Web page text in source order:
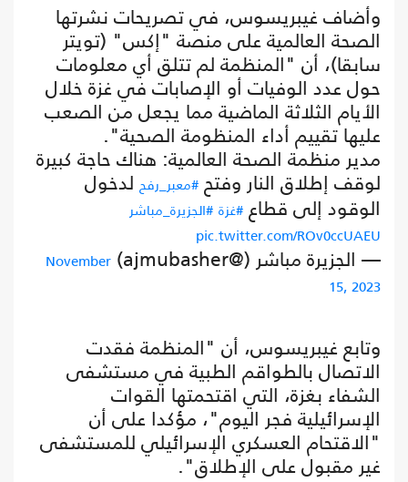
وأضاف غيبريسوس، في تصريحات نشرتها
الصحة العالمية على منصة "إكس" (تويتر
سابقا)، أن "المنظمة لم تتلق أي معلومات
حول عدد الوفيات أو الإصابات في غزة خلال
الأيام الثلاثة الماضية مما يجعل من الصعب
عليها تقييم أداء المنظومة الصحية".
مدير منظمة الصحة العالمية: هناك حاجة كبيرة
لوقف إطلاق النار وفتح #معبر_رفح لدخول
الوقود إلى قطاع #غزة #الجزيرة_مباشر
pic.twitter.com/ROv0ccUAEU
— الجزيرة مباشر (@ajmubasher)
November
15, 2023
وتابع غيبريسوس، أن "المنظمة فقدت
الاتصال بالطواقم الطبية في مستشفى
الشفاء بغزة، التي اقتحمتها القوات
الإسرائيلية فجر اليوم"، مؤكدا على أن
"الاقتحام العسكري الإسرائيلي للمستشفى
غير مقبول على الإطلاق".